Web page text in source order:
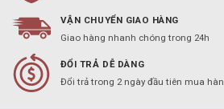
VẬN CHUYỂN GIAO HÀNG
Giao hàng nhanh chóng trong 24h
ĐỔI TRẢ DỄ DÀNG
Đổi trả trong 2 ngày đầu tiên mua